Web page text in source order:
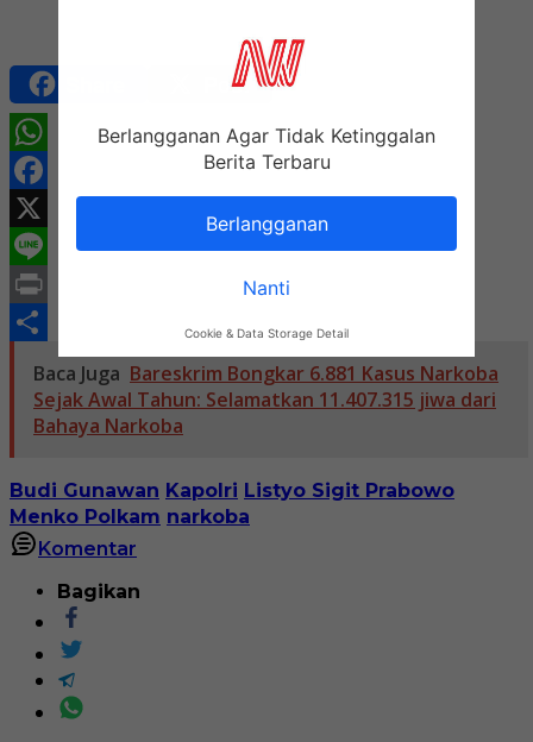
Post
WhatsApp
Facebook
X
Line
Print
Share
Baca Juga Bareskrim Bongkar 6.881 Kasus Narkoba
Sejak Awal Tahun: Selamatkan 11.407.315 jiwa dari
Bahaya Narkoba
Budi Gunawan Kapolri Listyo Sigit Prabowo
Menko Polkam narkoba
Komentar
Bagikan
Berlangganan Agar Tidak Ketinggalan
Berita Terbaru
Berlangganan
Nanti
Cookie & Data Storage Detail